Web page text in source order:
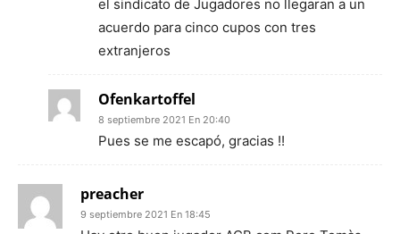
el sindicato de Jugadores no llegaran a un
acuerdo para cinco cupos con tres
extranjeros
Ofenkartoffel
8 septiembre 2021 En 20:40
Pues se me escapó, gracias !!
preacher
9 septiembre 2021 En 18:45